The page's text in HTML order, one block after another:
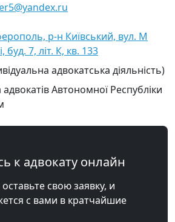
р-н Київський, вул. М
буд. 7, літ. К, кв. 133
адвокатська діяльність)
адвокатів Автономної Республіки
к адвокату онлайн
свою заявку, и
с вами в кратчайшие